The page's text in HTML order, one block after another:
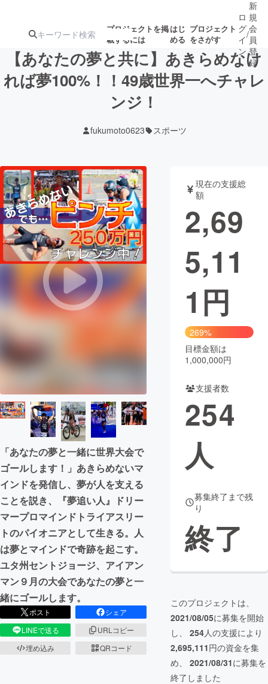
プロジェクトを掲
載するには
はじ
める
プロジェクト
をさがす
注目の新着プロ
募集終了が近いプ
テクノロジー・ガジェット
映像・映画 書籍・雑誌
ビジネス・起業 チャレンジ
まちづくり・地域活性化
CAMPFIRE Creation
CAMPFIREふるさと納税
コミュニティ
ロ
グ
イ
ン
/
新
規
会
員
登
録
【あなたの夢と共に】あきらめなけ
れば夢100%！！49歳世界一へチャレ
ンジ！
fukumoto0623 スポーツ
「あなたの夢と一緒に世界大会で
ゴールします！」あきらめないマ
インドを発信し、夢が人を支える
ことを説き、『夢追い人』ドリー
マープロマインドトライアスリー
トのパイオニアとして生きる。人
は夢とマインドで奇跡を起こす。
ユタ州セントジョージ、アイアン
マン９月の大会であなたの夢と一
緒にゴールします。
ポスト
シェア
LINEで送る
URLコピー
埋め込み
QRコード
現在の支援総
額
2,69
5,11
1 円
269%
目標金額は
1,000,000円
支援者数
254
人
募集終了まで残
り
終了
このプロジェクトは、
2021/08/05に募集を開始
し、 254人の支援により
2,695,111円の資金を集
め、 2021/08/31に募集を
終了しました